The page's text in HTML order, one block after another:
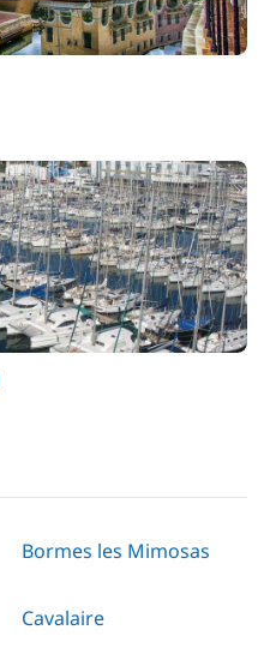
Bormes les Mimosas
Cavalaire